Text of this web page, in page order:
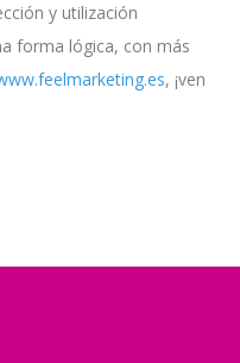
y utilización
forma lógica, con más
, ¡ven